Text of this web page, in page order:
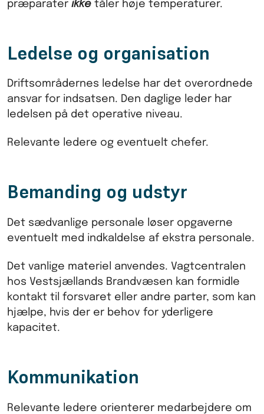
præparater ikke tåler høje temperaturer.
Ledelse og organisation
Driftsområdernes ledelse har det overordnede
ansvar for indsatsen. Den daglige leder har
ledelsen på det operative niveau.
Relevante ledere og eventuelt chefer.
Bemanding og udstyr
Det sædvanlige personale løser opgaverne
eventuelt med indkaldelse af ekstra personale.
Det vanlige materiel anvendes. Vagtcentralen
hos Vestsjællands Brandvæsen kan formidle
kontakt til forsvaret eller andre parter, som kan
hjælpe, hvis der er behov for yderligere
kapacitet.
Kommunikation
Relevante ledere orienterer medarbejdere om